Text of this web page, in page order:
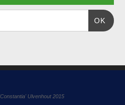
OK
Ulvenhout 2015